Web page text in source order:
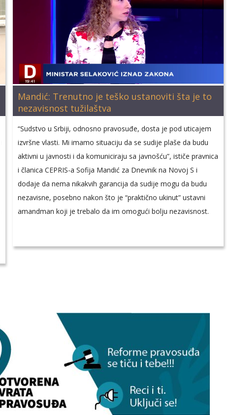
Mandić: Trenutno je teško ustanoviti šta je to
nezavisnost tužilaštva
“Sudstvo u Srbiji, odnosno pravosuđe, dosta je pod uticajem
izvršne vlasti. Mi imamo situaciju da se sudije plaše da budu
aktivni u javnosti i da komuniciraju sa javnošću”, ističe pravnica
i članica CEPRIS-a Sofija Mandić za Dnevnik na Novoj S i
dodaje da nema nikakvih garancija da sudije mogu da budu
nezavisne, posebno nakon što je “praktično ukinut” ustavni
amandman koji je trebalo da im omogući bolju nezavisnost.